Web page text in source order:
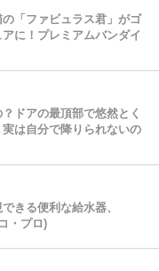
「ファビュラス君」がゴ
に！プレミアムバンダイ
ドアの最頂部で悠然とく
は自分で降りられないの
きる便利な給水器、
・プロ)